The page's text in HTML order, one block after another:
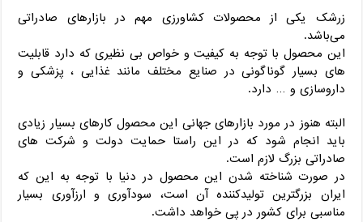
زرشک یکی از محصولات کشاورزی مهم در بازارهای صادراتی
می‌باشد.
این محصول با توجه به کیفیت و خواص بی نظیری که دارد قابلیت
های بسیار گوناگونی در صنایع مختلف مانند غذایی ، پزشکی و
داروسازی و … دارد.
البته هنوز در مورد بازارهای جهانی این محصول کارهای بسیار زیادی
باید انجام شود که در این راستا حمایت دولت و شرکت های
صادراتی بزرگ لازم است.
در صورت شناخته شدن این محصول در دنیا با توجه به این که
ایران بزرگترین تولیدکننده آن است، سودآوری و ارزآوری بسیار
مناسبی برای کشور در پی خواهد داشت.